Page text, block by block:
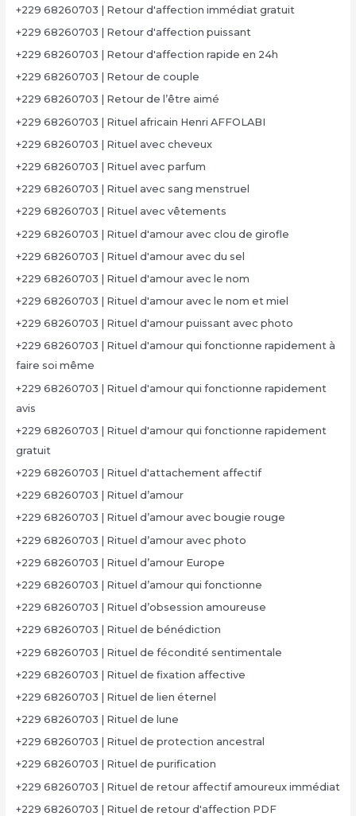
+229 68260703 | Retour d'affection immédiat gratuit
+229 68260703 | Retour d'affection puissant
+229 68260703 | Retour d'affection rapide en 24h
+229 68260703 | Retour de couple
+229 68260703 | Retour de l’être aimé
+229 68260703 | Rituel africain Henri AFFOLABI
+229 68260703 | Rituel avec cheveux
+229 68260703 | Rituel avec parfum
+229 68260703 | Rituel avec sang menstruel
+229 68260703 | Rituel avec vêtements
+229 68260703 | Rituel d'amour avec clou de girofle
+229 68260703 | Rituel d'amour avec du sel
+229 68260703 | Rituel d'amour avec le nom
+229 68260703 | Rituel d'amour avec le nom et miel
+229 68260703 | Rituel d'amour puissant avec photo
+229 68260703 | Rituel d'amour qui fonctionne rapidement à
faire soi même
+229 68260703 | Rituel d'amour qui fonctionne rapidement
avis
+229 68260703 | Rituel d'amour qui fonctionne rapidement
gratuit
+229 68260703 | Rituel d'attachement affectif
+229 68260703 | Rituel d’amour
+229 68260703 | Rituel d’amour avec bougie rouge
+229 68260703 | Rituel d’amour avec photo
+229 68260703 | Rituel d’amour Europe
+229 68260703 | Rituel d’amour qui fonctionne
+229 68260703 | Rituel d’obsession amoureuse
+229 68260703 | Rituel de bénédiction
+229 68260703 | Rituel de fécondité sentimentale
+229 68260703 | Rituel de fixation affective
+229 68260703 | Rituel de lien éternel
+229 68260703 | Rituel de lune
+229 68260703 | Rituel de protection ancestral
+229 68260703 | Rituel de purification
+229 68260703 | Rituel de retour affectif amoureux immédiat
+229 68260703 | Rituel de retour d'affection PDF